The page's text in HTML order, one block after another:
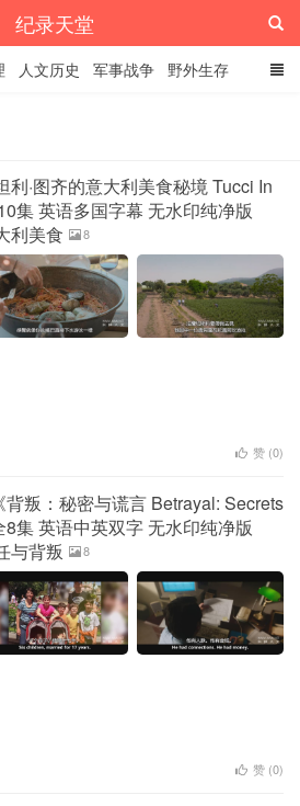
纪录天堂
人文历史 军事战争 野外生存
利·图齐的意大利美食秘境 Tucci In
集 英语多国字幕 无水印纯净版
利美食
8
赞 (0)
叛：秘密与谎言 Betrayal: Secrets
集 英语中英双字 无水印纯净版
与背叛
8
赞 (0)